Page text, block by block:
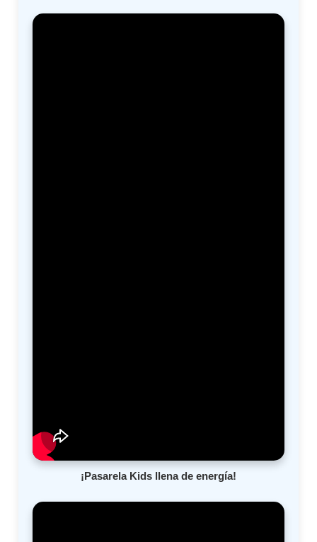
¡Pasarela Kids llena de energía!